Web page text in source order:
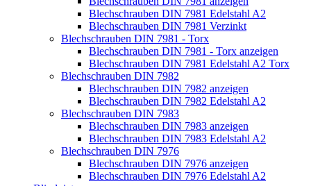
Blechschrauben DIN 7981 Edelstahl A2
Blechschrauben DIN 7981 Verzinkt
Blechschrauben DIN 7981 - Torx
Blechschrauben DIN 7981 - Torx anzeigen
Blechschrauben DIN 7981 Edelstahl A2 Torx
Blechschrauben DIN 7982
Blechschrauben DIN 7982 anzeigen
Blechschrauben DIN 7982 Edelstahl A2
Blechschrauben DIN 7983
Blechschrauben DIN 7983 anzeigen
Blechschrauben DIN 7983 Edelstahl A2
Blechschrauben DIN 7976
Blechschrauben DIN 7976 anzeigen
Blechschrauben DIN 7976 Edelstahl A2